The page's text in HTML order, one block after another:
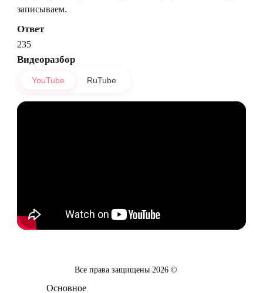
записываем.
Ответ
235
Видеоразбор
YouTube RuTube
Все права защищены2026 ©
Основное